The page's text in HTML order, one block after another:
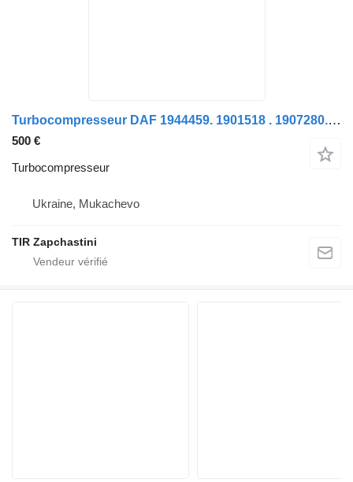
Turbocompresseur DAF 1944459. 1901518 . 1907280. 1944459. 2047386 3781187. 3783794.53 pour camion DAF xf 106
500 €
Turbocompresseur
Ukraine, Mukachevo
TIR Zapchastini